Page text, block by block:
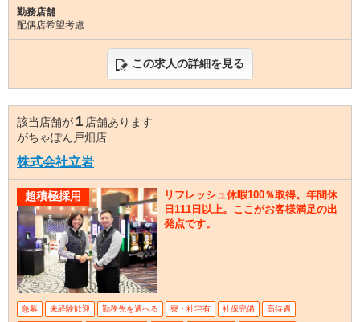
勤務店舗
配偶店希望考慮
この求人の詳細を見る
該当店舗が 1 店舗あります
がちゃぽん戸畑店
株式会社立岩
超積極採用
リフレッシュ休暇100％取得。年間休
日111日以上。ここがお客様満足の出
発点です。
急募 未経験歓迎 勤務先を選べる 寮・社宅有 社保完備 高待遇